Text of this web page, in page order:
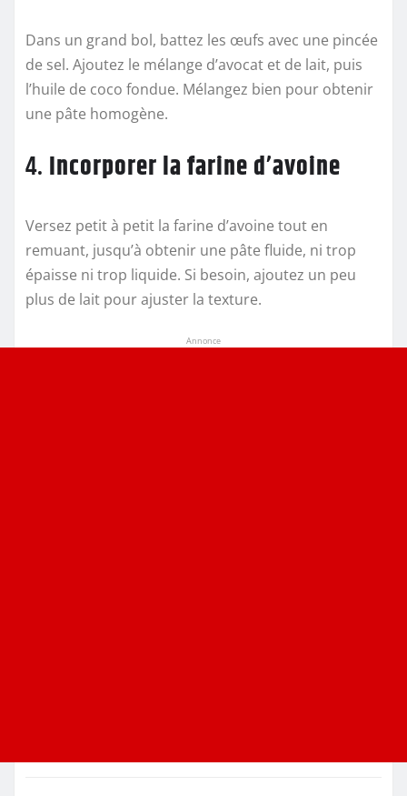
Dans un grand bol, battez les œufs avec une pincée
de sel. Ajoutez le mélange d’avocat et de lait, puis
l’huile de coco fondue. Mélangez bien pour obtenir
une pâte homogène.
4. Incorporer la farine d’avoine
Versez petit à petit la farine d’avoine tout en
remuant, jusqu’à obtenir une pâte fluide, ni trop
épaisse ni trop liquide. Si besoin, ajoutez un peu
plus de lait pour ajuster la texture.
Annonce